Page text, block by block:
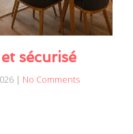
sécurisé
| No Comments